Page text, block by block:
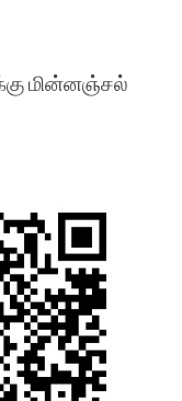
மின்னஞ்சல்